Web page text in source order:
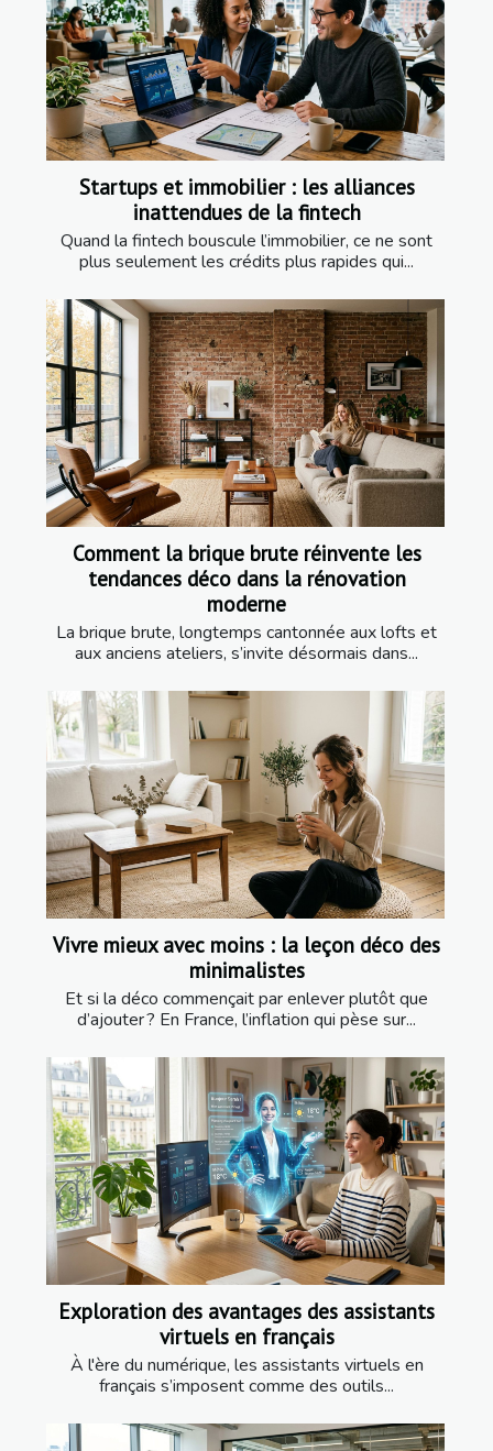
Startups et immobilier : les alliances
inattendues de la fintech
Quand la fintech bouscule l’immobilier, ce ne sont
plus seulement les crédits plus rapides qui...
Comment la brique brute réinvente les
tendances déco dans la rénovation
moderne
La brique brute, longtemps cantonnée aux lofts et
aux anciens ateliers, s’invite désormais dans...
Vivre mieux avec moins : la leçon déco des
minimalistes
Et si la déco commençait par enlever plutôt que
d’ajouter ? En France, l’inflation qui pèse sur...
Exploration des avantages des assistants
virtuels en français
À l'ère du numérique, les assistants virtuels en
français s’imposent comme des outils...